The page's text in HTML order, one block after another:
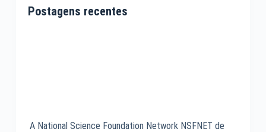
1993
Postagens recentes
A National Science Foundation Network NSFNET de